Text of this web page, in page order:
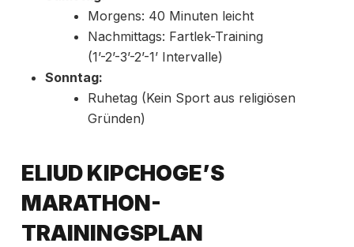
Morgens: 40 Minuten leicht
Nachmittags: Fartlek-Training
(1’-2’-3’-2’-1’ Intervalle)
Sonntag:
Ruhetag (Kein Sport aus religiösen
Gründen)
ELIUD KIPCHOGE’S
MARATHON-
TRAININGSPLAN